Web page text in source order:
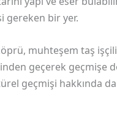
gereken bir yer.
muhteşem taş
geçerek geçmişe
geçmişi hakkında